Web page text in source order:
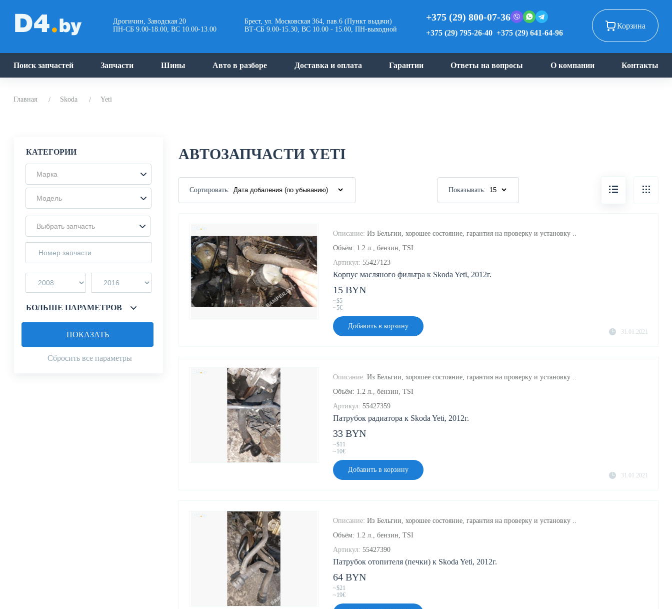
Дрогичин, Заводская 20
ПН-СБ 9.00-18.00, ВС 10.00-13.00
Брест, ул. Московская 364, пав.6 (Пункт выдачи)
ВТ-СБ 9.00-15.30, ВС 10.00 - 15.00, ПН-выходной
+375 (29) 800-07-36
+375 (29) 795-26-40 +375 (29) 641-64-96
Корзина
Поиск запчастей Запчасти Шины Авто в разборе Доставка и оплата Гарантии Ответы на вопросы О компании Контакты
Главная Skoda Yeti
КАТЕГОРИИ
Марка
Модель
Выбрать запчасть
БОЛЬШЕ ПАРАМЕТРОВ
Сбросить все параметры
ПОКАЗАТЬ
АВТОЗАПЧАСТИ YETI
Сортировать: Показывать:
Корпус масляного фильтра к Skoda Yeti, 2012г.
Описание: Из Бельгии, хорошее состояние, гарантия на проверку и установку ..
Объём: 1.2 л., бензин, TSI
Артикул: 55427123
31.01.2021
15 BYN
~$5
~5€
Добавить в корзину
Патрубок радиатора к Skoda Yeti, 2012г.
Описание: Из Бельгии, хорошее состояние, гарантия на проверку и установку ..
Объём: 1.2 л., бензин, TSI
Артикул: 55427359
31.01.2021
33 BYN
~$11
~10€
Добавить в корзину
Патрубок отопителя (печки) к Skoda Yeti, 2012г.
Описание: Из Бельгии, хорошее состояние, гарантия на проверку и установку ..
Объём: 1.2 л., бензин, TSI
Артикул: 55427390
64 BYN
~$21
~19€